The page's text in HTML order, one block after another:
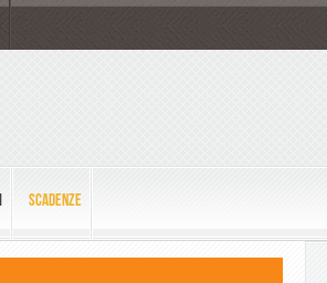
SCADENZE